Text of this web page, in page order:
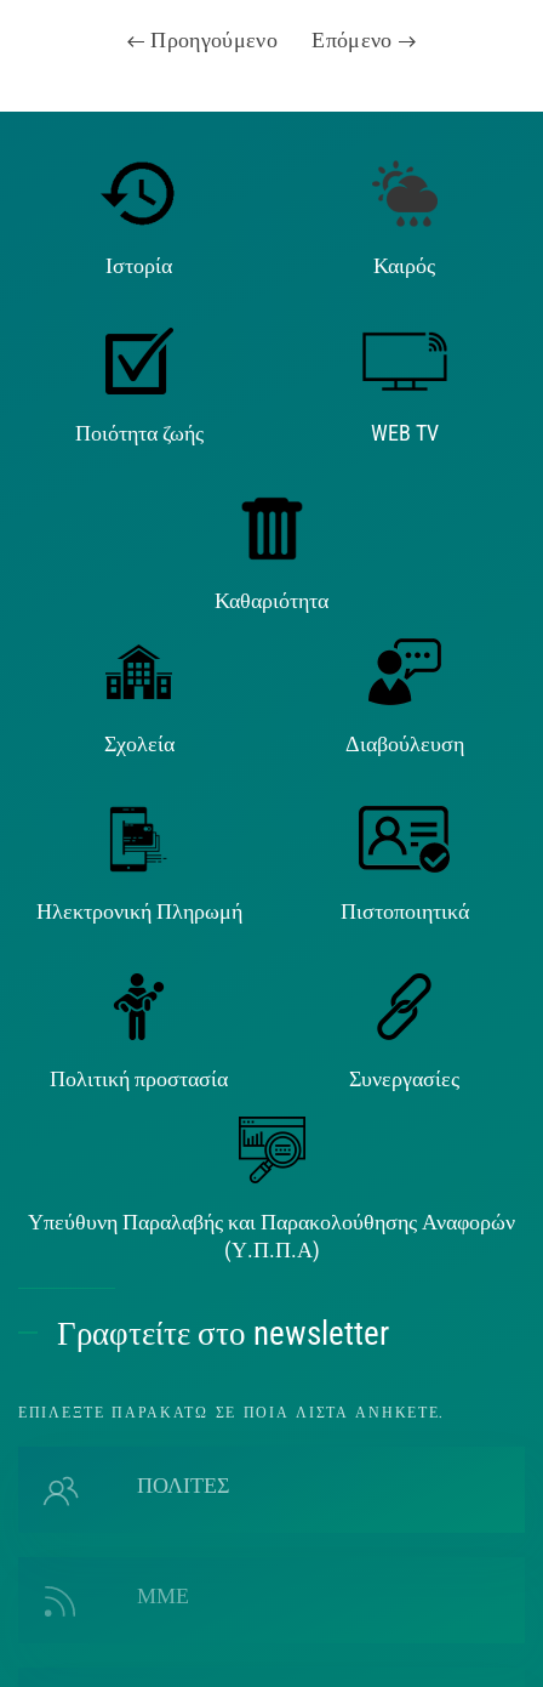
Προηγούμενο Επόμενο
Ιστορία Καιρός
Ποιότητα ζωής WEB TV
Καθαριότητα
Σχολεία Διαβούλευση
Ηλεκτρονική Πληρωμή Πιστοποιητικά
Πολιτική προστασία Συνεργασίες
Υπεύθυνη Παραλαβής και Παρακολούθησης Αναφορών
(Υ.Π.Π.Α)
Γραφτείτε στο newsletter
ΕΠΙΛΈΞΤΕ ΠΑΡΑΚΆΤΩ ΣΕ ΠΟΙΑ ΛΊΣΤΑ ΑΝΉΚΕΤΕ.
ΠΟΛΙΤΕΣ
ΜΜΕ